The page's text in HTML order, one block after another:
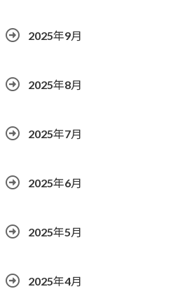
2025年9月
2025年8月
2025年7月
2025年6月
2025年5月
2025年4月